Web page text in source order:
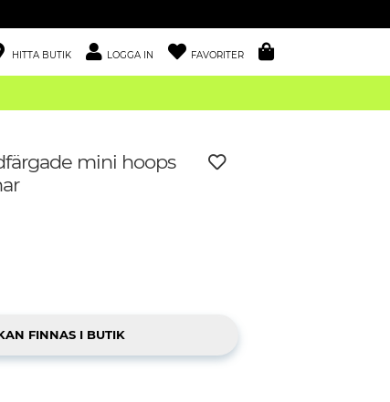
HITTA BUTIK LOGGA IN FAVORITER
mini hoops